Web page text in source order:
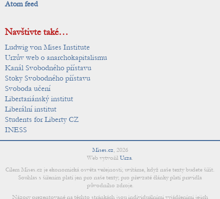
Atom feed
Navštivte také…
Ludwig von Mises Institute
Urzův web o anarchokapitalismu
Kanál Svobodného přístavu
Stoky Svobodného přístavu
Svoboda učení
Libertariánský institut
Liberální institut
Students for Liberty CZ
INESS
Mises.cz, 2026
Web vytvořil Urza.
Cílem Mises.cz je ekonomická osvěta veřejnosti; uvítáme, když naše texty budete šířit.
Souhlas s šířením platí jen pro naše texty; pro převzaté články platí pravidla
původního zdroje.
Názory prezentované na těchto stránkách jsou individuálními vyjádřeními jejich